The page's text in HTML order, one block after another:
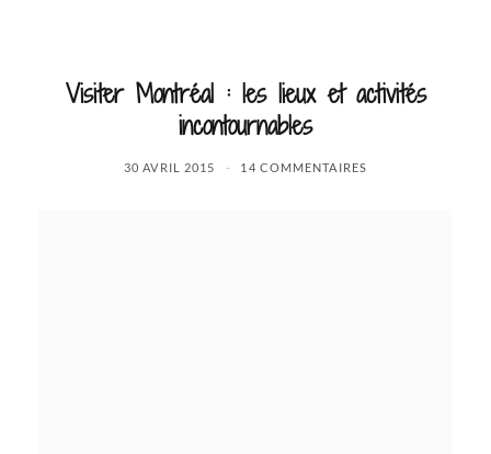
Visiter Montréal : les lieux et activités
incontournables
30 AVRIL 2015 14 COMMENTAIRES